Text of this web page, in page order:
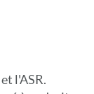
l'ASR.